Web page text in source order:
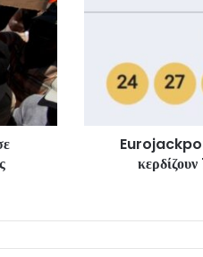
Eurojackpot: